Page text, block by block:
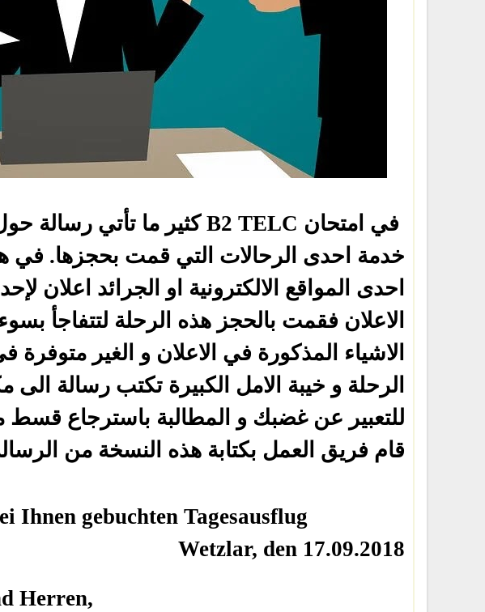
في امتحان B2 TELCكثير ما تأتي
خدمة احدى الرحالات التي قمت بحجزها. في
احدى المواقع الالكترونية او الجرائد اعلان
الاعلان فقمت بالحجز هذه الرحلة لتتفاجأ
الاشياء المذكورة في الاعلان و الغير متوفرة
الرحلة و خيبة الامل الكبيرة تكتب رسالة
للتعبير عن غضبك و المطالبة باسترجاع قسط
قام فريق العمل بكتابة هذه النسخة من
Ihnen gebuchten Tagesausflug
Wetzlar, den 17.09.2018
Herren,